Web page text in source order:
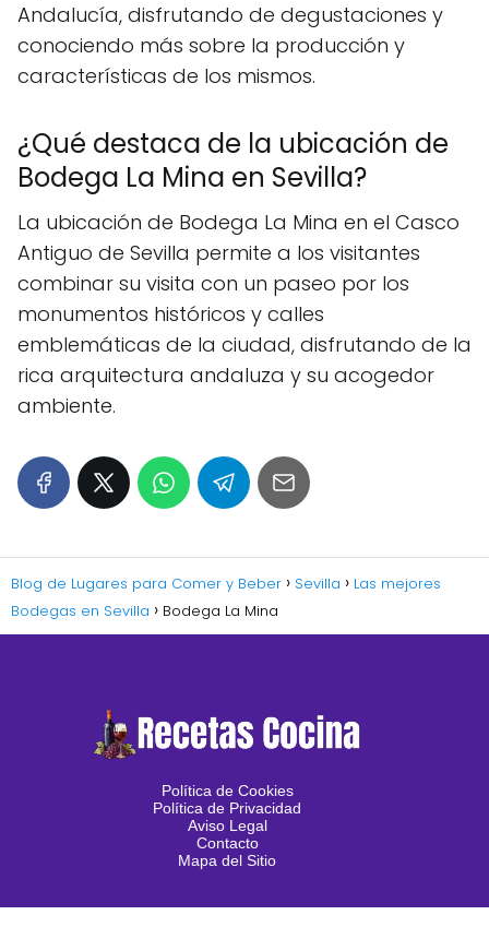
Andalucía, disfrutando de degustaciones y
conociendo más sobre la producción y
características de los mismos.
¿Qué destaca de la ubicación de
Bodega La Mina en Sevilla?
La ubicación de Bodega La Mina en el Casco
Antiguo de Sevilla permite a los visitantes
combinar su visita con un paseo por los
monumentos históricos y calles
emblemáticas de la ciudad, disfrutando de la
rica arquitectura andaluza y su acogedor
ambiente.
Blog de Lugares para Comer y Beber Sevilla
Las mejores
Bodegas en Sevilla
Bodega La Mina
Política de Cookies
Política de Privacidad
Aviso Legal
Contacto
Mapa del Sitio